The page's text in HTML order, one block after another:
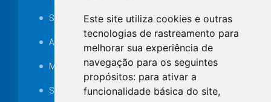
Este site utiliza cookies e outras
tecnologias de rastreamento para
melhorar sua experiência de
navegação para os seguintes
propósitos: para ativar a
funcionalidade básica do site,
SAMAE
Audiência pública
MANUTENÇÃO DE ILUMINAÇÃO PÚBLICA
Serviços Técnicos TI